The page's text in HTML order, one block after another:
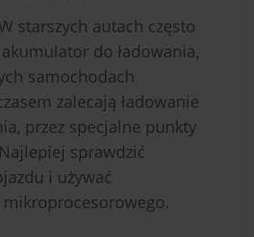
starszych autach często
do ładowania,
samochodach
zalecają ładowanie
przez specjalne punkty
sprawdzić
i używać